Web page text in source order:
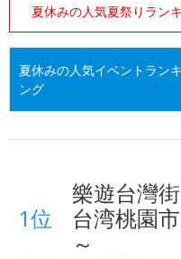
夏休みの人気夏祭りラン
夏休みの人気イベント ランキ
ング
1位
樂遊台灣
台湾桃園
～